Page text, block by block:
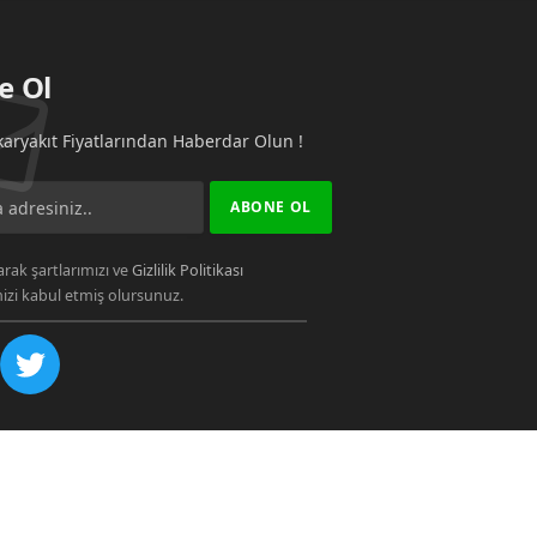
Ol
Fiyatlarından Haberdar Olun !
şartlarımızı veGizlilik Politikası
kabul etmiş olursunuz.